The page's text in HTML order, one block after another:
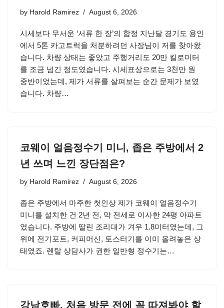
by Harold Ramirez August 6, 2026
시세보다 무서운 ‘서류 한 장’의 함정 지난달 경기도 용인
에서 5톤 카고트럭을 처분하려던 사장님이 저를 찾아왔
습니다. 차량 상태는 좋았고 주행거리도 20만 킬로미터
를 조금 넘긴 정도였습니다. 시세표상으로는 3천만 원
중반이었는데, 제가 서류를 살펴보는 순간 문제가 보였
습니다. 차량…
코웨이 얼음정수기 미니, 좁은 주방에서 2
년 쓰며 느낀 장단점은?
by Harold Ramirez August 6, 2026
좁은 주방에서 마주한 첫인상 제가 코웨이 얼음정수기
미니를 설치한 건 2년 전, 막 전세로 이사한 24평 아파트
였습니다. 주방에 딸린 조리대가 겨우 1.8미터였는데, 그
위에 전기포트, 커피머신, 토스터기를 이미 올려놓은 상
태였죠. 렌탈 상담사가 권한 일반형 정수기는…
강남호빠, 처음 방문 전에 꼭 따져봐야 할